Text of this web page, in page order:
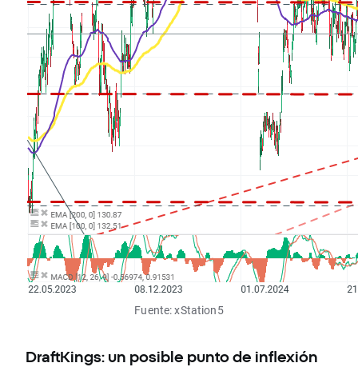
Fuente: xStation5
DraftKings: un posible punto de inflexión